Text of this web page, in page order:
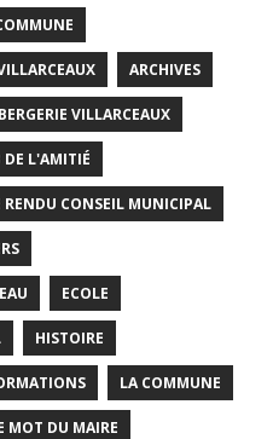
ARCHIVES
BERGERIE VILLARCEAUX
DE L'AMITIÉ
RENDU CONSEIL MUNICIPAL
EAU ECOLE
HISTOIRE
LA COMMUNE
MOT DU MAIRE